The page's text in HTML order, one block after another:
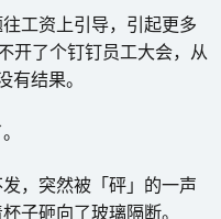
工资上引导，引起更多
开了个钉钉员工大会，从
结果。
，突然被「砰」的一声
子砸向了玻璃隔断。